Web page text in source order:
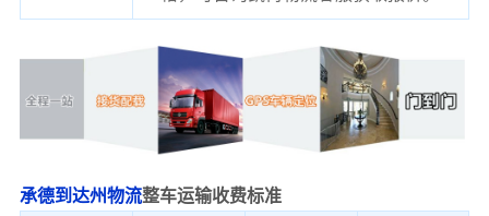
承德到达州物流整车运输收费标准